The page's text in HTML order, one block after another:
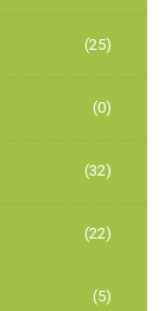
(25)
(0)
(32)
(22)
(5)